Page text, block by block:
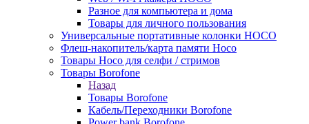
Разное для компьютера и дома
Товары для личного пользования
Универсальные портативные колонки HOCO
Флеш-накопитель/карта памяти Hoco
Товары Hoco для селфи / стримов
Товары Borofone
Назад
Товары Borofone
Кабель/Переходники Borofone